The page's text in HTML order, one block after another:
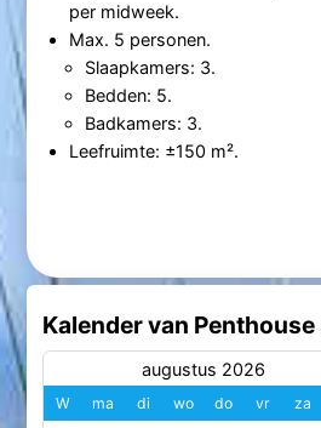
per midweek.
Max. 5 personen.
Slaapkamers: 3.
Bedden: 5.
Badkamers: 3.
Leefruimte: ±150 m².
Kalender van
augustus 2026
W ma di wo do vr za